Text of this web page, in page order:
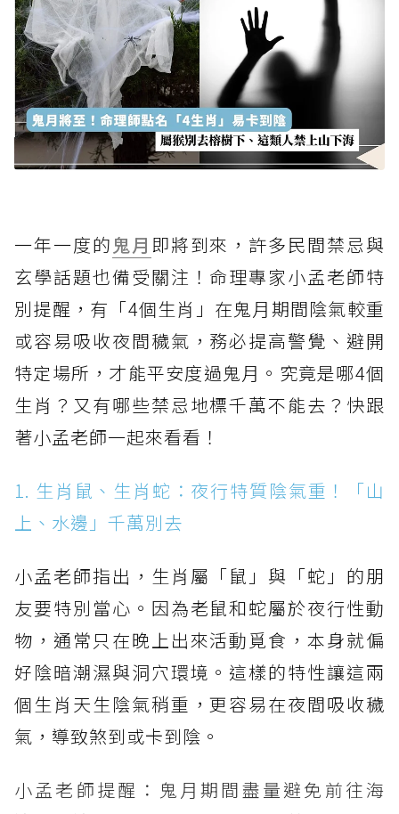
一年一度的 鬼月 即將到來，許多民間禁忌與
玄學話題也備受關注！命理專家小孟老師特
別提醒，有「4個生肖」在鬼月期間陰氣較重
或容易吸收夜間穢氣，務必提高警覺、避開
特定場所，才能平安度過鬼月。究竟是哪4個
生肖？又有哪些禁忌地標千萬不能去？快跟
著小孟老師一起來看看！
1. 生肖鼠、生肖蛇：夜行特質陰氣重！「山
上、水邊」千萬別去
小孟老師指出，生肖屬「鼠」與「蛇」的朋
友要特別當心。因為老鼠和蛇屬於夜行性動
物，通常只在晚上出來活動覓食，本身就偏
好陰暗潮濕與洞穴環境。這樣的特性讓這兩
個生肖天生陰氣稍重，更容易在夜間吸收穢
氣，導致煞到或卡到陰。
小孟老師提醒：鬼月期間盡量避免前往海